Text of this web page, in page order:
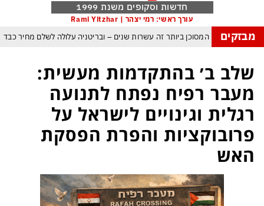
חדשות וסקופים משנת 1999
עורך ראשי: רמי יצהר | Rami Yitzhar
מבזקים
נכנס לעידן המסוכן ביותר זה עשרות שנים – ובריטניה עלולה לשלם מחיר כבד
מי היה מאמין שבאר שבע תנצח את הכוכב האדום?
ומיירטים להגנה – טראמפ נשאר רק עם ציוצי האיום המגוחכים שלא מזיזים לטהרן
כמדיניות: כך הפכה ההוצאה להורג לכלי ההרתעה המרכזי של המשטר האיראני
א-סיסי, ארדואן ושליט קטאר מכנסים פגישת ״כיפה אדומה״ לנתניהו בנושא עזה
שלב ב׳ בהתקדמות מעשית:
מעבר רפיח נפתח לתנועה
רגלית וגינויים לישראל על
פרובוקציות והפרת הפסקת
האש